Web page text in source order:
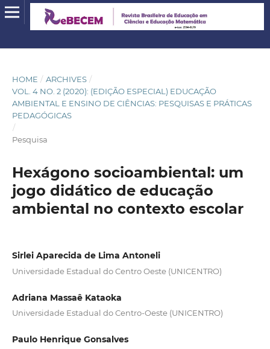
HOME / ARCHIVES /
VOL. 4 NO. 2 (2020): (EDIÇÃO ESPECIAL) EDUCAÇÃO
AMBIENTAL E ENSINO DE CIÊNCIAS: PESQUISAS E PRÁTICAS
PEDAGÓGICAS
/
Pesquisa
Hexágono socioambiental: um
jogo didático de educação
ambiental no contexto escolar
Sirlei Aparecida de Lima Antoneli
Universidade Estadual do Centro Oeste (UNICENTRO)
Adriana Massaê Kataoka
Universidade Estadual do Centro-Oeste (UNICENTRO)
Paulo Henrique Gonsalves